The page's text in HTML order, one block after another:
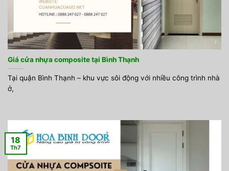
Giá cửa nhựa composite tại Bình Thạnh
Tại quận Bình Thạnh – khu vực sôi động với nhiều công trình nhà
ở,
18
Th7